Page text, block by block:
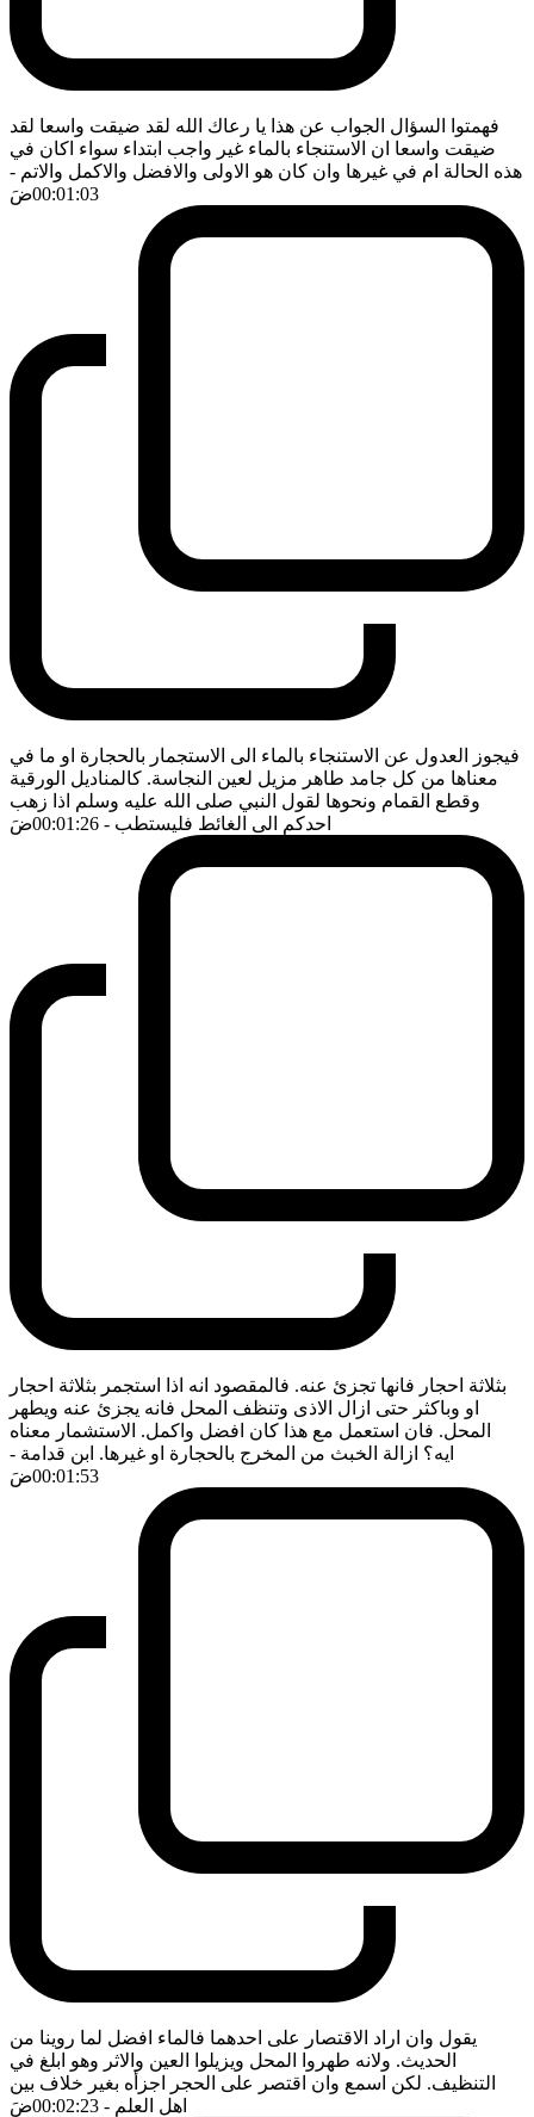
فهمتوا السؤال الجواب عن هذا يا رعاك الله لقد ضيقت واسعا لقد
ضيقت واسعا ان الاستنجاء بالماء غير واجب ابتداء سواء اكان في
هذه الحالة ام في غيرها وان كان هو الاولى والافضل والاكمل والاتم -
00:01:03ضَ
فيجوز العدول عن الاستنجاء بالماء الى الاستجمار بالحجارة او ما في
معناها من كل جامد طاهر مزيل لعين النجاسة. كالمناديل الورقية
وقطع القمام ونحوها لقول النبي صلى الله عليه وسلم اذا زهب
احدكم الى الغائط فليستطب - 00:01:26 ضَ
بثلاثة احجار فانها تجزئ عنه. فالمقصود انه اذا استجمر بثلاثة احجار
او وباكثر حتى ازال الاذى وتنظف المحل فانه يجزئ عنه ويطهر
المحل. فان استعمل مع هذا كان افضل واكمل. الاستشمار معناه
ايه؟ ازالة الخبث من المخرج بالحجارة او غيرها. ابن قدامة -
00:01:53ضَ
يقول وان اراد الاقتصار على احدهما فالماء افضل لما روينا من
الحديث. ولانه طهروا المحل ويزيلوا العين والاثر وهو ابلغ في
التنظيف. لكن اسمع وان اقتصر على الحجر اجزأه بغير خلاف بين
اهل العلم - 00:02:23 ضَ